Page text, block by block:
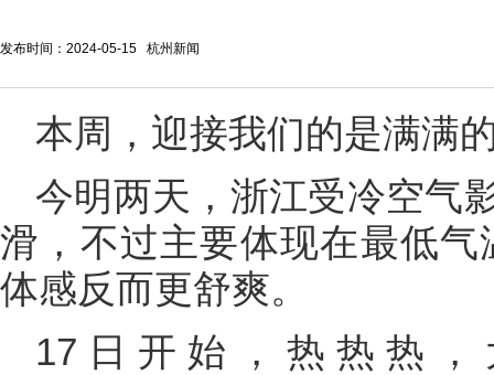
发布时间：2024-05-15 杭州新闻
本周，迎接我们的是满满
今明两天，浙江受冷空气
滑，不过主要体现在最低
体感反而更舒爽。
17日开始，热热热